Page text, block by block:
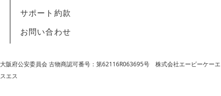
サポート約款
お問い合わせ
大阪府公安委員会 古物商認可番号：第62116R063695号 株式会社エービーケーエ
スエス